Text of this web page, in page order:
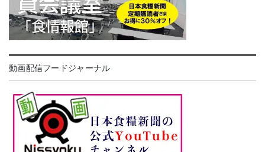
動画配信フードジャーナル